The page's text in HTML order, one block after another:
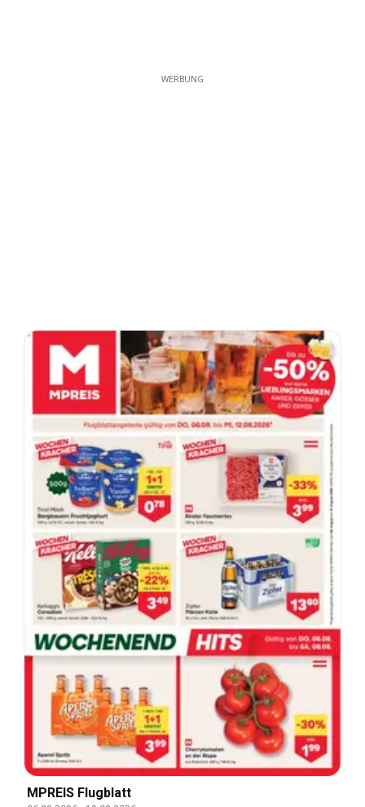
WERBUNG
MPREIS Flugblatt